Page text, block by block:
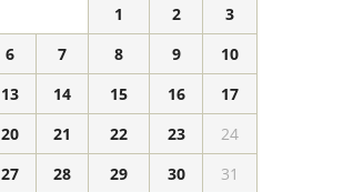
1 2
3
6 7 8 9
10
13 14 15 16
17
20 21 22 23
24
27 28 29 30
31